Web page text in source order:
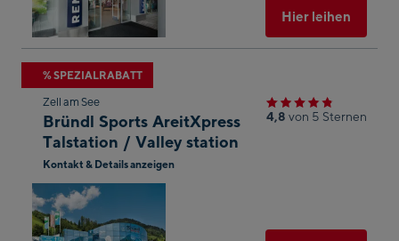
Hier leihen
Zum
nächsten
Shop-
Ergebnis
springen
% SPEZIALRABATT
Zell am See
Bründl Sports AreitXpress
Talstation / Valley station
Kontakt & Details anzeigen
4,8 von 5 Sternen